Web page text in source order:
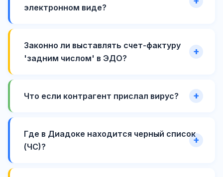
электронном виде?
Законно ли выставлять счет-фактуру
'задним числом' в ЭДО?
Что если контрагент прислал вирус?
Где в Диадоке находится черный список
(ЧС)?